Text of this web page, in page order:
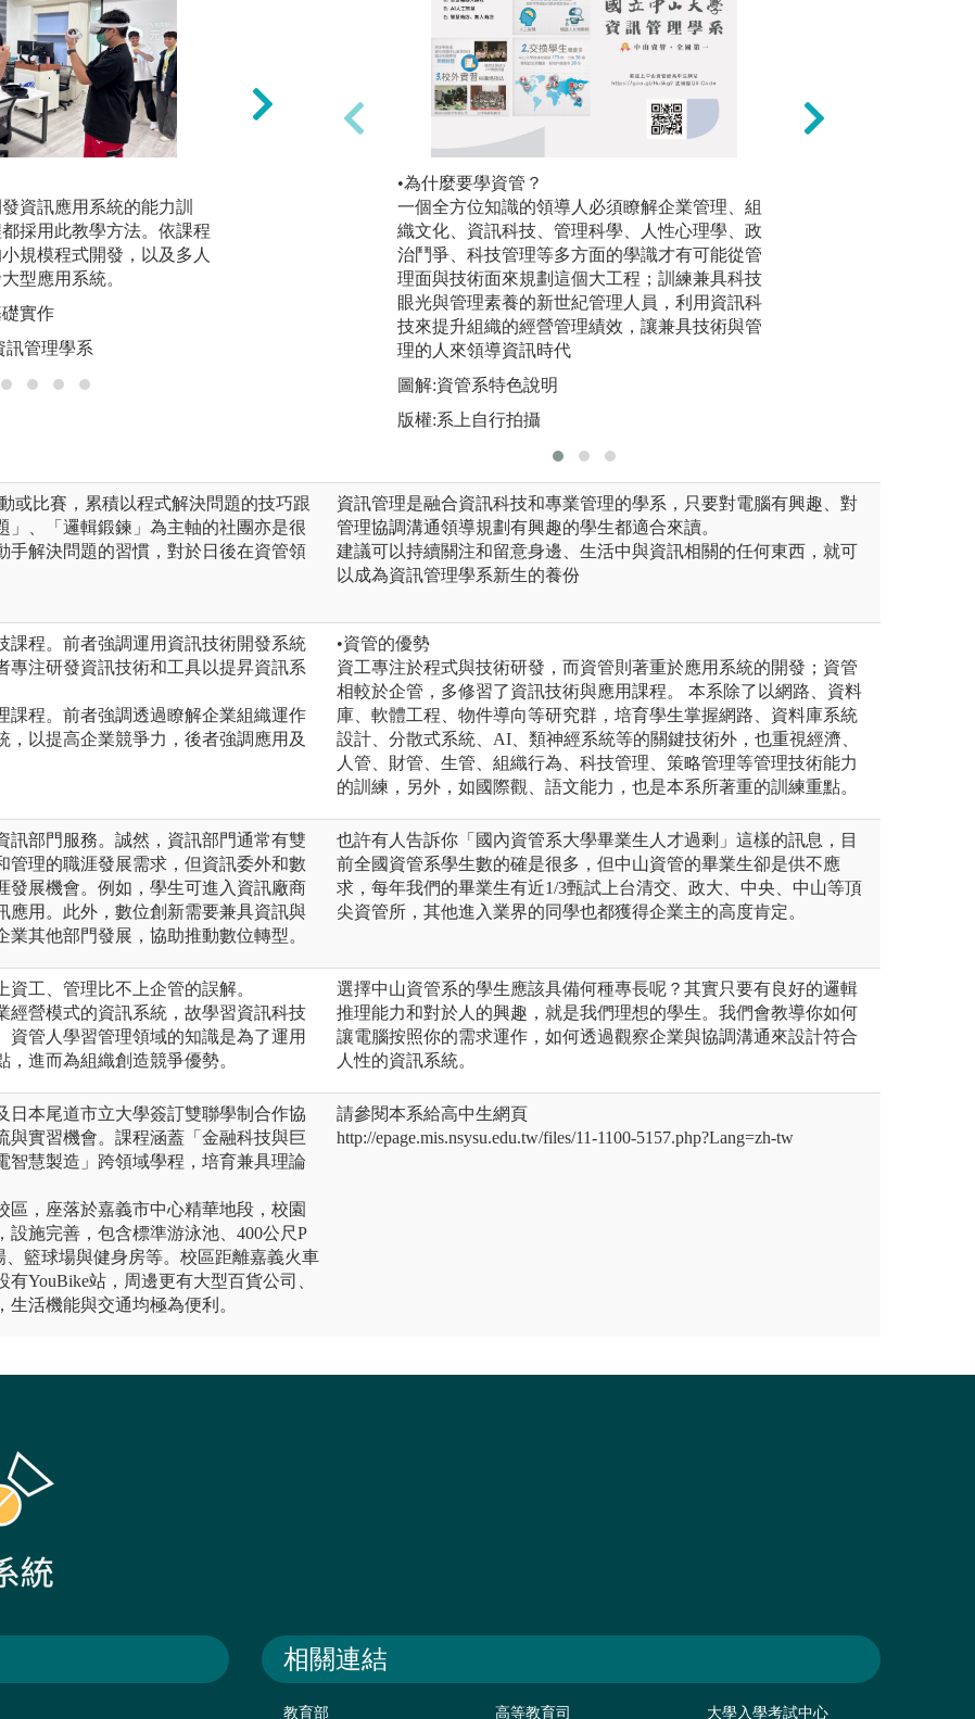
資訊應用系統的能力訓
採用此教學方法。依課程
規模程式開發，以及多人
型應用系統。
實作
訊管理學系
業師協同教學：
遴聘業界專家與系上授課教師進行協同教學，培
育具有實作力及就業力之優質專業人才，促進理
論與實務結合，讓學生在學校所學與產業需求能
無縫接軌。
圖解:業師協同教學
版權:國立嘉義大學資訊管理學系
•為什麼要學資管？
一個全方位知識的領導人必須瞭解企業管理、組
織文化、資訊科技、管理科學、人性心理學、政
治鬥爭、科技管理等多方面的學識才有可能從管
理面與技術面來規劃這個大工程；訓練兼具科技
眼光與管理素養的新世紀管理人員，利用資訊科
技來提升組織的經營管理績效，讓兼具技術與管
理的人來領導資訊時代
圖解:資管系特色說明
版權:系上自行拍攝
或比賽，累積以程式解決問題的技巧跟
」、「邏輯鍛鍊」為主軸的社團亦是很
手解決問題的習慣，對於日後在資管領
資訊管理是融合資訊科技和專業管理的學系，只要對電腦有興趣、對
管理協調溝通領導規劃有興趣的學生都適合來讀。
建議可以持續關注和留意身邊、生活中與資訊相關的任何東西，就可
以成為資訊管理學系新生的養份
課程。前者強調運用資訊技術開發系統
專注研發資訊技術和工具以提昇資訊系
課程。前者強調透過瞭解企業組織運作
，以提高企業競爭力，後者強調應用及
•資管的優勢
資工專注於程式與技術研發，而資管則著重於應用系統的開發；資管
相較於企管，多修習了資訊技術與應用課程。 本系除了以網路、資料
庫、軟體工程、物件導向等研究群，培育學生掌握網路、資料庫系統
設計、分散式系統、AI、類神經系統等的關鍵技術外，也重視經濟、
人管、財管、生管、組織行為、科技管理、策略管理等管理技術能力
的訓練，另外，如國際觀、語文能力，也是本系所著重的訓練重點。
訊部門服務。誠然，資訊部門通常有雙
管理的職涯發展需求，但資訊委外和數
發展機會。例如，學生可進入資訊廠商
應用。此外，數位創新需要兼具資訊與
其他部門發展，協助推動數位轉型。
也許有人告訴你「國內資管系大學畢業生人才過剩」這樣的訊息，目
前全國資管系學生數的確是很多，但中山資管的畢業生卻是供不應
求，每年我們的畢業生有近1/3甄試上台清交、政大、中央、中山等頂
尖資管所，其他進入業界的同學也都獲得企業主的高度肯定。
工、管理比不上企管的誤解。
經營模式的資訊系統，故學習資訊科技
資管人學習管理領域的知識是為了運用
進而為組織創造競爭優勢。
選擇中山資管系的學生應該具備何種專長呢？其實只要有良好的邏輯
推理能力和對於人的興趣，就是我們理想的學生。我們會教導你如何
讓電腦按照你的需求運作，如何透過觀察企業與協調溝通來設計符合
人性的資訊系統。
日本尾道市立大學簽訂雙聯學制合作協
與實習機會。課程涵蓋「金融科技與巨
智慧製造」跨領域學程，培育兼具理論
區，座落於嘉義市中心精華地段，校園
設施完善，包含標準游泳池、400公尺P
籃球場與健身房等。校區距離嘉義火車
YouBike站，周邊更有大型百貨公司、
活機能與交通均極為便利。
請參閱本系給高中生網頁
http://epage.mis.nsysu.edu.tw/files/11-1100-5157.php?Lang=zh-tw
相關連結
教育部 高等教育司 大學入學考試中心